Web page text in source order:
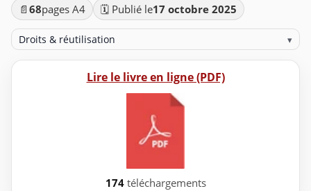
📄 68pages A4 🗓️ Publié le17 octobre 2025
Droits & réutilisation ▾
Lire le livre en ligne (PDF)
174téléchargements